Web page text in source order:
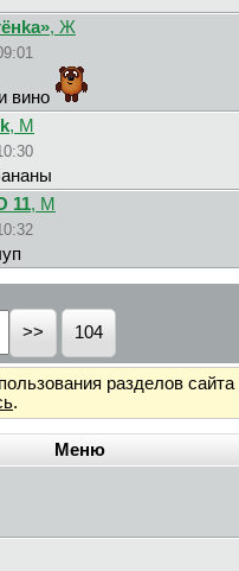
, Ж
вино
, М
11, М
104
разделов сайта
.
Меню